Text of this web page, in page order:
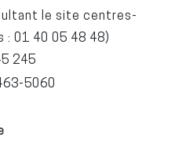
le site centres-
: 01 40 05 48 48)
245
5060